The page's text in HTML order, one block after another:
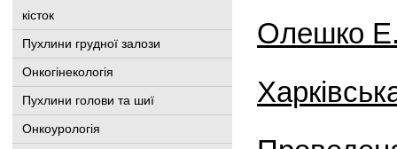
кісток
Пухлини грудної залози
Онкогінекологія
Пухлини голови та шиї
Онкоурологія
Олешко